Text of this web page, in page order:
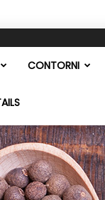
CONTORNI